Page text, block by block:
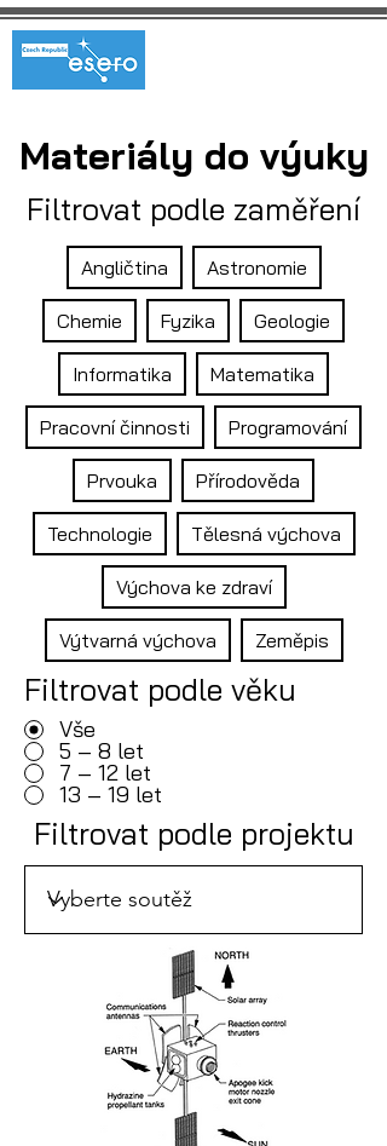
Materiály do výuky
Filtrovat podle zaměření
Angličtina Astronomie
Chemie Fyzika Geologie
Informatika Matematika
Pracovní činnosti Programování
Prvouka Přírodověda
Technologie Tělesná výchova
Výchova ke zdraví
Výtvarná výchova Zeměpis
Filtrovat podle věku
Vše
5 – 8 let
7 – 12 let
13 – 19 let
Filtrovat podle projektu